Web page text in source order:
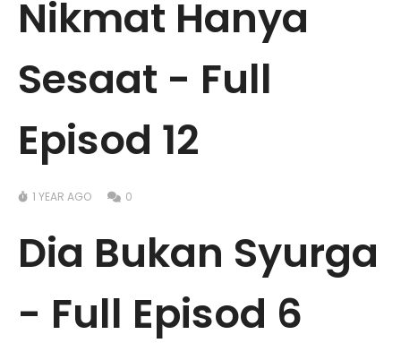
Nikmat Hanya
Sesaat - Full
Episod 12
1 YEAR AGO 0
Dia Bukan Syurga
- Full Episod 6